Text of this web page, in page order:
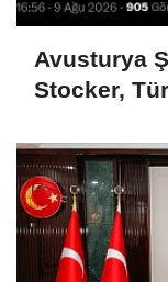
Avusturya
Stocker,